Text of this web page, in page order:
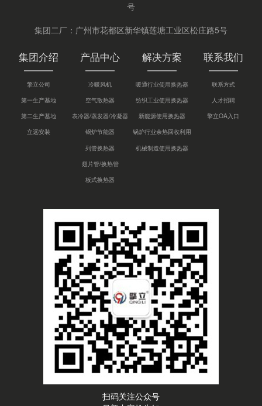
号
集团二厂：广州市花都区新华镇莲塘工业区松庄路5号
集团介绍
擎立公司
第一生产基地
第二生产基地
立远安装
产品中心
冷暖风机
空气散热器
表冷器/蒸发器/冷凝器
锅炉节能器
列管换热器
翅片管/换热管
板式换热器
解决方案
暖通行业使用换热器
纺织工业使用换热器
新能源使用换热器
锅炉行业余热回收利用
机械制造使用换热器
联系我们
联系方式
人才招聘
擎立OA入口
扫码关注公众号